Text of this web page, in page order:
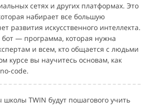
сетях и других платформах. Это
набирает все большую
развития искусственного интеллекта.
— программа, которая нужна
и всем, кто общается с людьми
курсе вы научитесь основам, как
code.
школы TWIN будут пошагового учить